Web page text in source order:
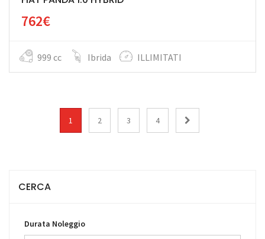
762€
999 cc Ibrida ILLIMITATI
1 2 3 4
CERCA
Durata Noleggio